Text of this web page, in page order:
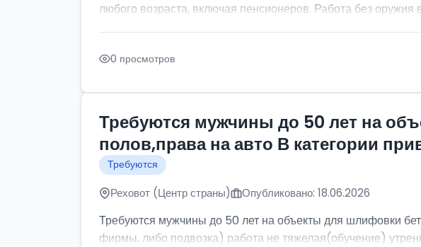
любого возраста, включая пенсионеров. Работа без оружия
0 просмотров
Требуются мужчины до 50 лет на
полов,права на авто В категории
Требуются
Реховот (Центр страны) Опубликовано: 18.06.2026
Требуются мужчины до 50 лет на объекты для шлифовки
фирмы, либо подвозка) работа не тяжелая(обучение)